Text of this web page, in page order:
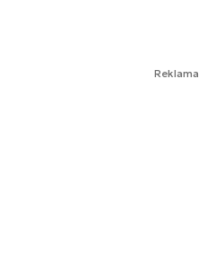
Reklama